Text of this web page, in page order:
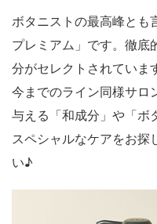
ボタニストの最高峰とも
プレミアム」です。徹底
分がセレクトされていま
今までのライン同様サロ
与える「和成分」や「ボ
スペシャルなケアをお探
い♪